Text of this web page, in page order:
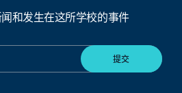
和发生在这所学校的事件